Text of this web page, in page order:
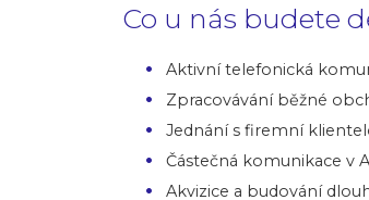
Co u nás budete
Aktivní telefonická
Zpracovávání běžné
Jednání s firemní
Částečná komunikace v
Akvizice a budování